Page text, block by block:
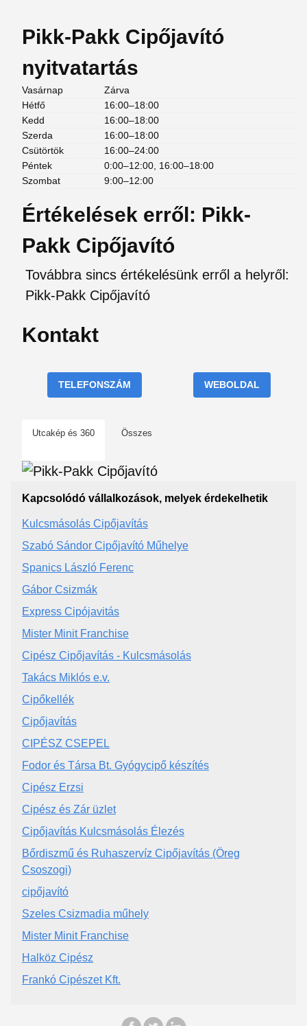
Pikk-Pakk Cipőjavító
nyitvatartás
Vasárnap
Zárva
Hétfő
16:00–18:00
Kedd
16:00–18:00
Szerda
16:00–18:00
Csütörtök
16:00–24:00
Péntek
0:00–12:00, 16:00–18:00
Szombat
9:00–12:00
Értékelések erről: Pikk-
Pakk Cipőjavító
Továbbra sincs értékelésünk erről a helyről:
Pikk-Pakk Cipőjavító
Kontakt
TELEFONSZÁM WEBOLDAL
Utcakép és 360 Összes
Kapcsolódó vállalkozások, melyek érdekelhetik
Kulcsmásolás Cipőjavítás
Szabó Sándor Cipőjavító Műhelye
Spanics László Ferenc
Gábor Csizmák
Express Cipójavitás
Mister Minit Franchise
Cipész Cipőjavítás - Kulcsmásolás
Takács Miklós e.v.
Cipőkellék
Cipőjavítás
CIPÉSZ CSEPEL
Fodor és Társa Bt. Gyógycipő készítés
Cipész Erzsi
Cipész és Zár üzlet
Cipőjavítás Kulcsmásolás Élezés
Bőrdiszmű és Ruhaszervíz Cipőjavítás (Öreg
Csoszogi)
cipőjavító
Szeles Csizmadia műhely
Mister Minit Franchise
Halköz Cipész
Frankó Cipészet Kft.